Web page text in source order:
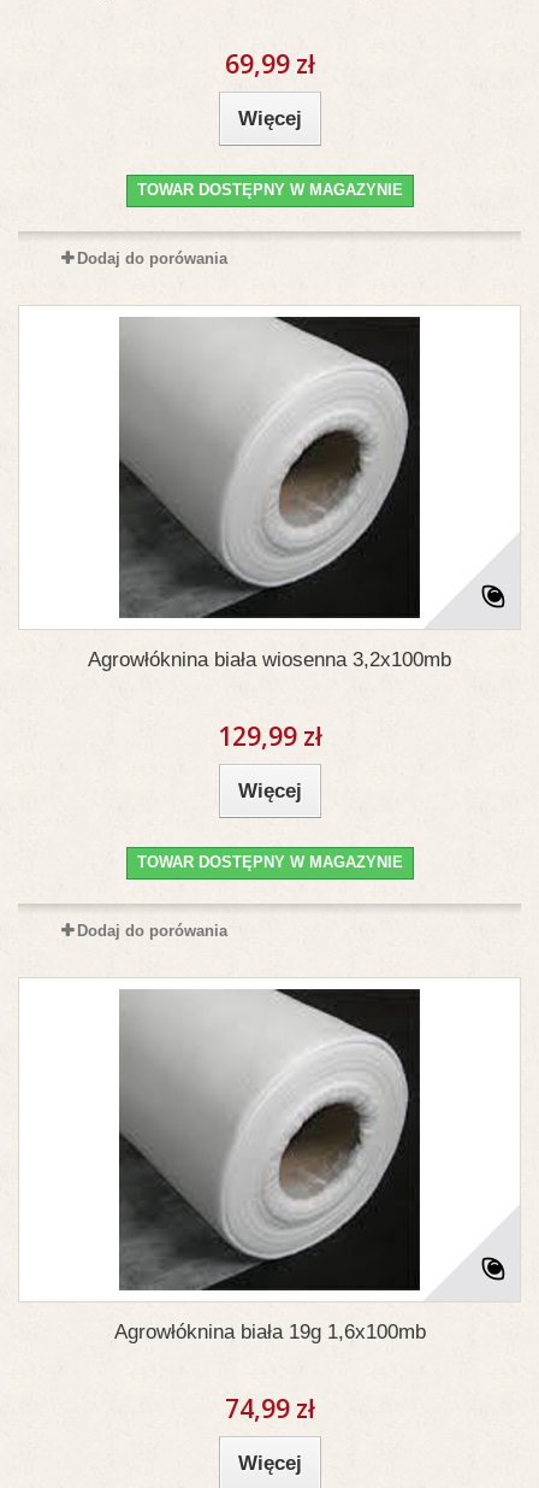
69,99 zł
Więcej
TOWAR DOSTĘPNY W MAGAZYNIE
Dodaj do porówania
Agrowłóknina biała wiosenna 3,2x100mb
129,99 zł
Więcej
TOWAR DOSTĘPNY W MAGAZYNIE
Dodaj do porówania
Agrowłóknina biała 19g 1,6x100mb
74,99 zł
Więcej